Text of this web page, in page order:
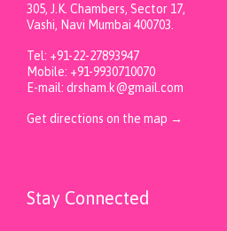
305, J.K. Chambers, Sector 17,
Vashi, Navi Mumbai 400703.
Tel: +91-22-27893947
Mobile: +91-9930710070
E-mail: drsham.k@gmail.com
Get directions on the map →
Stay Connected